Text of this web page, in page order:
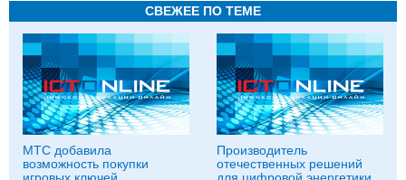
СВЕЖЕЕ ПО ТЕМЕ
МТС добавила
возможность покупки
Производитель
отечественных решений